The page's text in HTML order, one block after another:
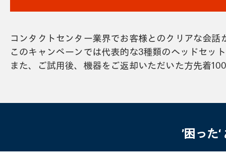
コンタクトセンター業界でお客様とのクリアな会
このキャンペーンでは代表的な3種類のヘッドセッ
また、ご試用後、機器をご返却いただいた方先着
’困った